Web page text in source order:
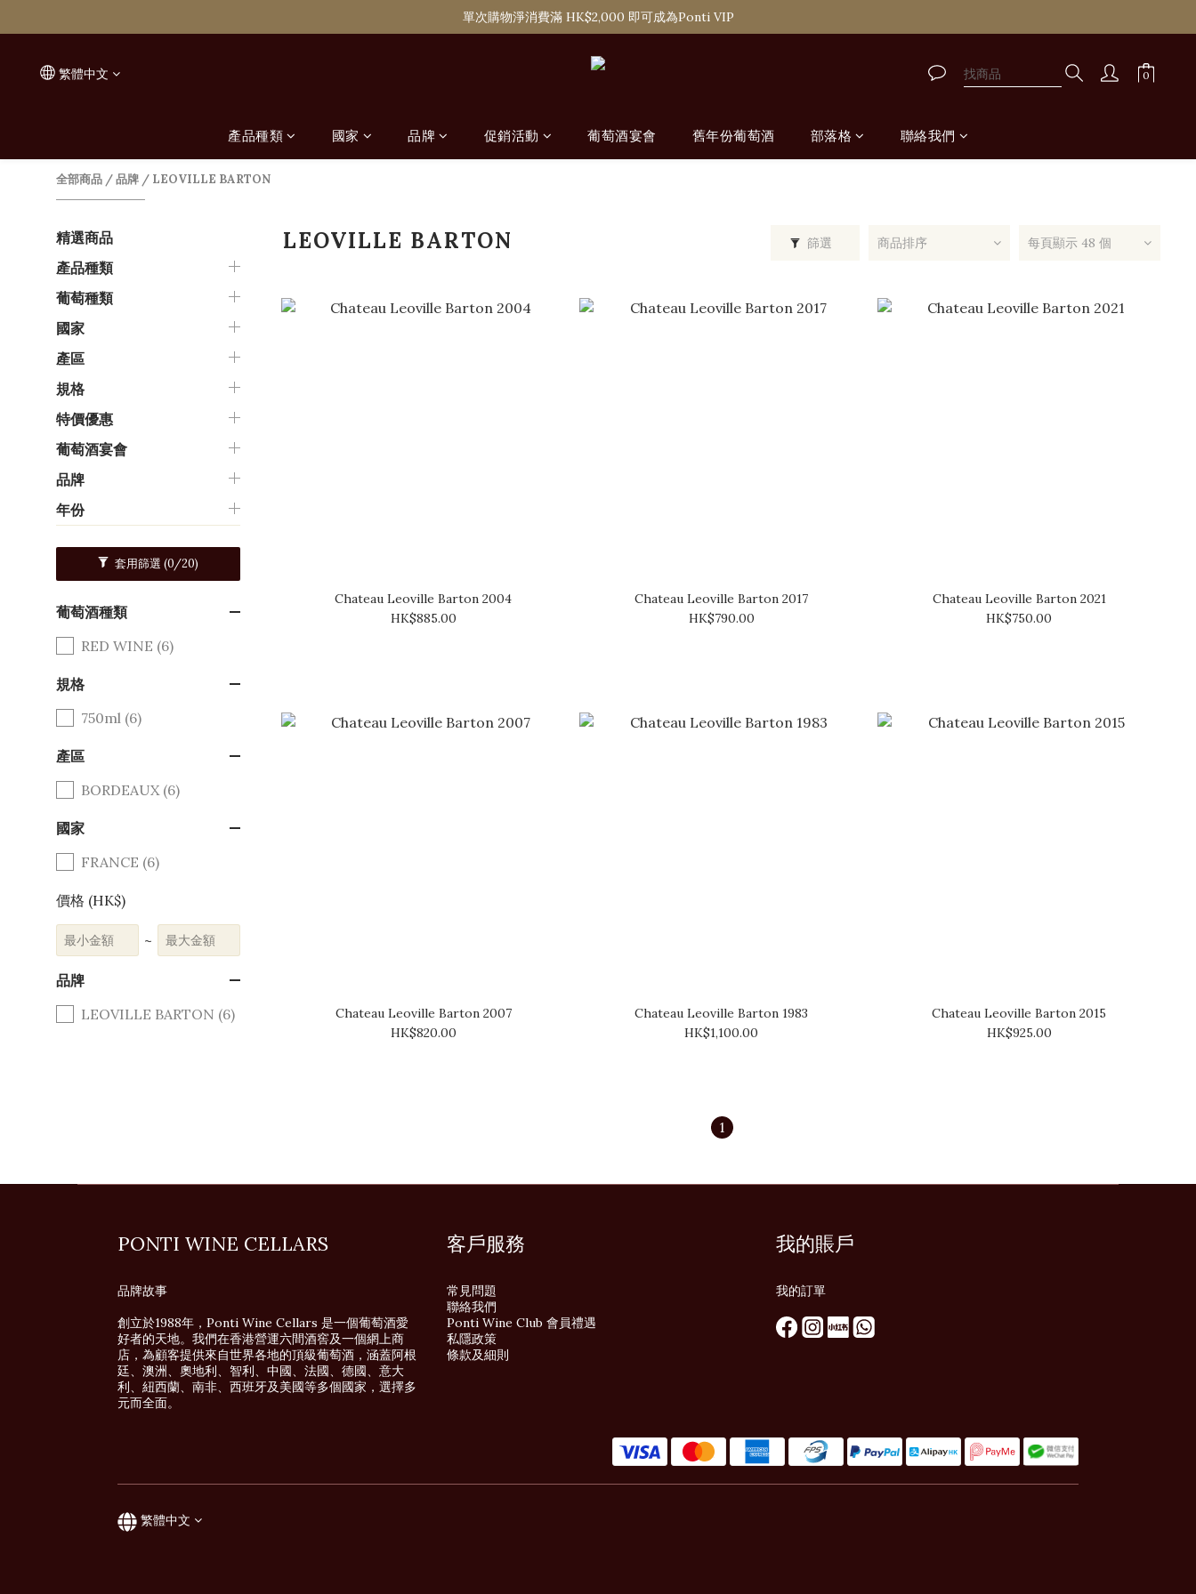
購滿 HK$1,800 即可享香港本地免費送貨服務，或選擇於6間分店免費自取
單次購物淨消費滿 HK$2,000 即可成為Ponti VIP
繁體中文
產品種類 國家 品牌 促銷活動 葡萄酒宴會 舊年份葡萄酒 部落格 聯絡我們
全部商品 /品牌 / LEOVILLE BARTON
精選商品
產品種類
葡萄種類
國家
產區
規格
特價優惠
葡萄酒宴會
品牌
年份
套用篩選 (0/20)
葡萄酒種類
RED WINE (6)
規格
750ml (6)
產區
BORDEAUX (6)
國家
FRANCE (6)
價格 (HK$)
~
品牌
LEOVILLE BARTON (6)
LEOVILLE BARTON 篩選 商品排序 每頁顯示 48 個
Chateau Leoville Barton 2004
HK$885.00
Chateau Leoville Barton 2017
HK$790.00
Chateau Leoville Barton 2021
HK$750.00
Chateau Leoville Barton 2007
HK$820.00
Chateau Leoville Barton 1983
HK$1,100.00
Chateau Leoville Barton 2015
HK$925.00
1
PONTI WINE CELLARS
品牌故事
創立於1988年，Ponti Wine Cellars 是一個葡萄酒愛
好者的天地。我們在香港營運六間酒窖及一個網上商
店，為顧客提供來自世界各地的頂級葡萄酒，涵蓋阿根
廷、澳洲、奧地利、智利、中國、法國、德國、意大
利、紐西蘭、南非、西班牙及美國等多個國家，選擇多
元而全面。
客戶服務
常見問題
聯絡我們
Ponti Wine Club 會員禮遇
私隱政策
條款及細則
我的賬戶
我的訂單
繁體中文